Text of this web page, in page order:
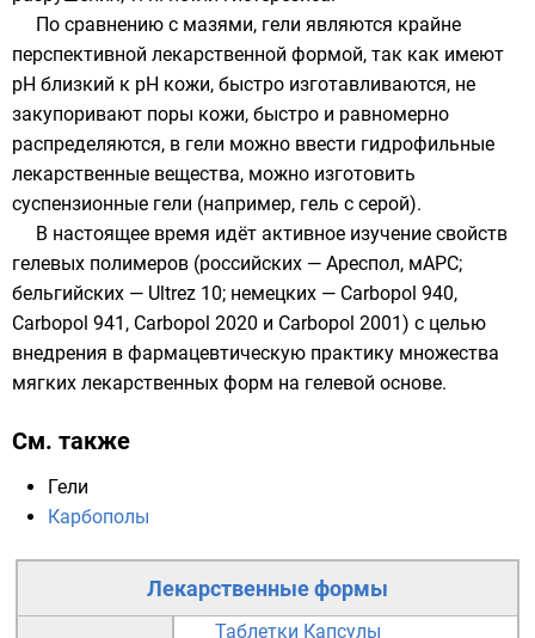
По сравнению с мазями, гели являются крайне
перспективной лекарственной формой, так как имеют
pH близкий к pH кожи, быстро изготавливаются, не
закупоривают поры кожи, быстро и равномерно
распределяются, в гели можно ввести гидрофильные
лекарственные вещества, можно изготовить
суспензионные гели (например, гель с серой).
В настоящее время идёт активное изучение свойств
гелевых полимеров (российских — Ареспол, мАРС;
бельгийских — Ultrez 10; немецких — Carbopol 940,
Carbopol 941, Carbopol 2020 и Carbopol 2001) с целью
внедрения в фармацевтическую практику множества
мягких лекарственных форм на гелевой основе.
См. также
Гели
Карбополы
Лекарственные формы
Таблетки Капсулы